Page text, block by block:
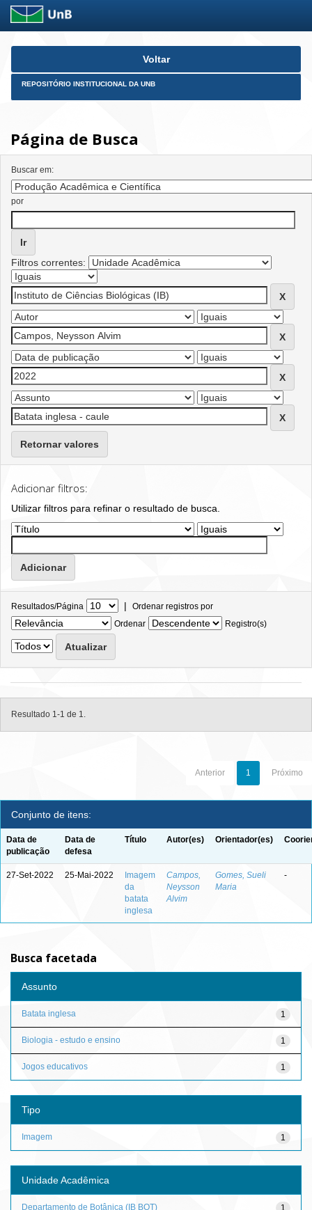
Skip
Voltar
REPOSITÓRIO INSTITUCIONAL DA UNB
Página de Busca
Buscar em:
por
Filtros correntes:
Retornar valores
Adicionar filtros:
Utilizar filtros para refinar o resultado de busca.
Resultados/Página | Ordenar registros por
Ordenar
Registro(s)
Resultado 1-1 de 1.
Anterior 1 Próximo
Conjunto de itens:
Data de
publicação
Data de
defesa
Título Autor(es) Orientador(es)
27-Set-2022 25-Mai-2022
Imagem
da
batata
inglesa
Campos,
Neysson
Alvim
Gomes, Sueli
Maria
-
Busca facetada
Assunto
1
Batata inglesa
1
Biologia - estudo e ensino
1
Jogos educativos
Tipo
1
Imagem
Unidade Acadêmica
1
Departamento de Botânica (IB BOT)